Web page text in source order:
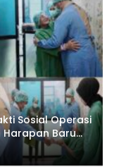
Sosial Operasi
Baru